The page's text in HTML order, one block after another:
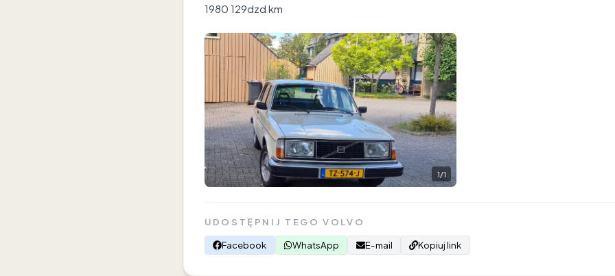
1980 129dzd km
1/1
UDOSTĘPNIJ TEGO VOLVO
Facebook
WhatsApp E-mail Kopiuj link